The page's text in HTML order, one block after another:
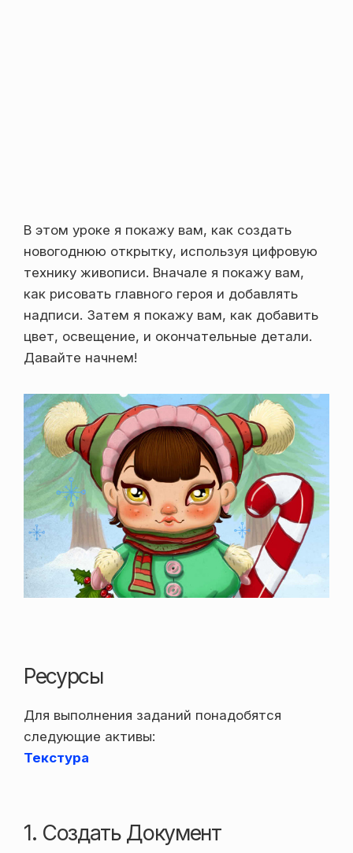
В этом уроке я покажу вам, как создать
новогоднюю открытку, используя цифровую
технику живописи. Вначале я покажу вам,
как рисовать главного героя и добавлять
надписи. Затем я покажу вам, как добавить
цвет, освещение, и окончательные детали.
Давайте начнем!
Ресурсы
Для выполнения заданий понадобятся
следующие активы:
Текстура
1. Создать Документ